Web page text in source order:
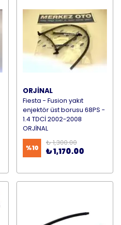
ORJİNAL
Fiesta - Fusion yakıt
enjektör üst borusu 68PS -
1.4 TDCİ 2002-2008
ORJİNAL
%10
₺ 1,300.00
₺ 1,170.00